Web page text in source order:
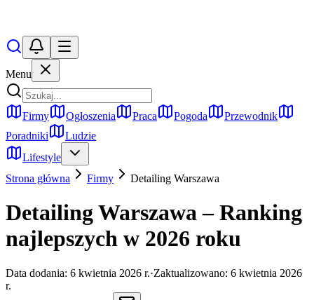
Menu
Firmy Ogłoszenia Praca Pogoda
Przewodnik
Poradniki
Ludzie
Lifestyle
Strona główna
Firmy Detailing Warszawa
Detailing Warszawa – Ranking
najlepszych w 2026 roku
Data dodania: 6 kwietnia 2026 r.·Zaktualizowano: 6 kwietnia 2026
r.